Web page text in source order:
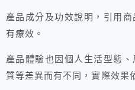
產品成分及功效說明，引用
有療效。
產品體驗也因個人生活型態
質等差異而有不同，實際效果